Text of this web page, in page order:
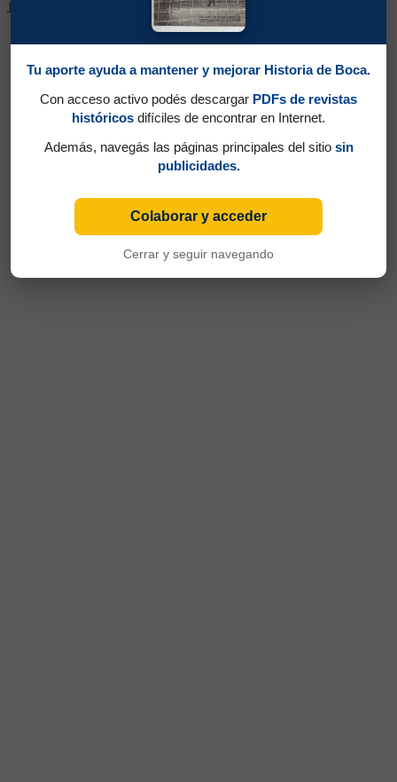
Jugó además en el Junior de Barranquilla de Colombia
Tu aporte ayuda a mantener y mejorar Historia de Boca.
Con acceso activo podés descargar PDFs de revistas
históricos difíciles de encontrar en Internet.
Además, navegás las páginas principales del sitio sin
publicidades.
Colaborar y acceder
Cerrar y seguir navegando